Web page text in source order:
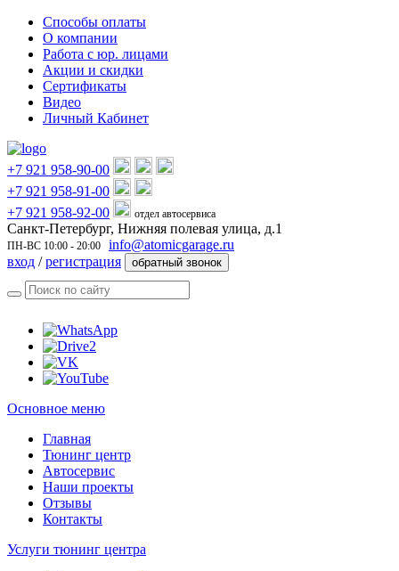
Способы оплаты
О компании
Работа с юр. лицами
Акции и скидки
Сертификаты
Видео
Личный Кабинет
+7 921 958-90-00
+7 921 958-91-00
+7 921 958-92-00
отдел автосервиса
Санкт-Петербург, Нижняя полевая улица, д.1
ПН-ВС 10:00 - 20:00
info@atomicgarage.ru
вход /регистрация обратный звонок
Основное меню
Главная
Тюнинг центр
Автосервис
Наши проекты
Отзывы
Контакты
Услуги тюнинг центра